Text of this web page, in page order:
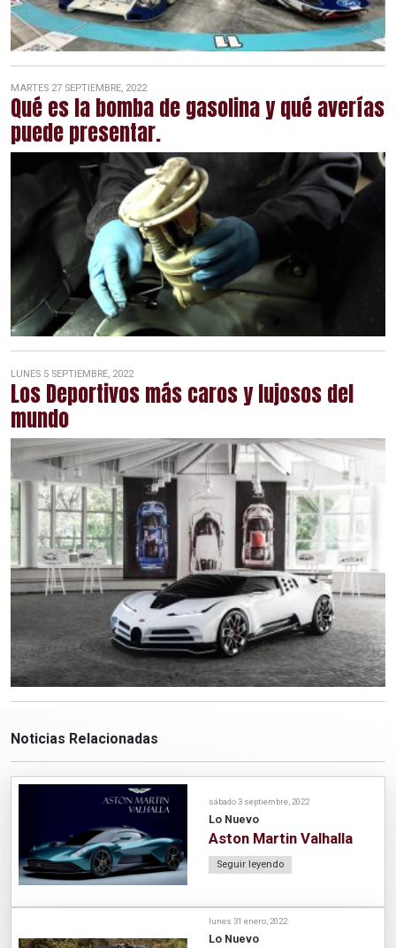
MARTES 27 SEPTIEMBRE, 2022
Qué es la bomba de gasolina y qué averías
puede presentar.
LUNES 5 SEPTIEMBRE, 2022
Los Deportivos más caros y lujosos del
mundo
Noticias Relacionadas
sábado 3 septiembre, 2022
Lo Nuevo
Aston Martin Valhalla
Seguir leyendo
lunes 31 enero, 2022
Lo Nuevo